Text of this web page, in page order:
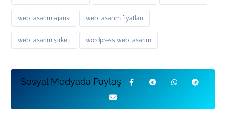
web tasarım ajansı web tasarım fiyatları
web tasarım şirketi wordpress web tasarım